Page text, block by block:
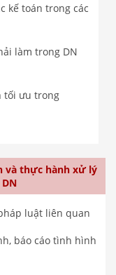
kế toán trong các
làm trong DN
tối ưu trong
và thực hành xử lý
luật liên quan
báo cáo tình hình